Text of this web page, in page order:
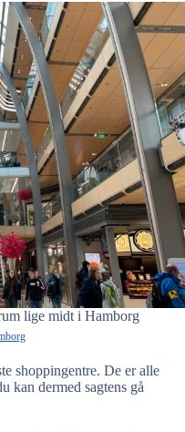
lige midt i Hamborg
shoppingentre. De er alle
kan dermed sagtens gå